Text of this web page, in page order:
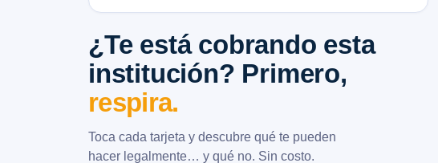
¿Te está cobrando esta
institución? Primero,
respira.
Toca cada tarjeta y descubre qué te pueden
hacer legalmente… y qué no. Sin costo.